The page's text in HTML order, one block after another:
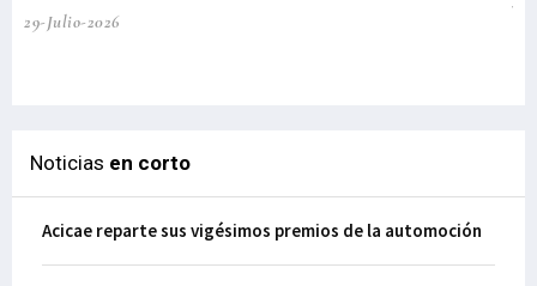
29-Julio-2026
Noticias en corto
Acicae reparte sus vigésimos premios de la automoción